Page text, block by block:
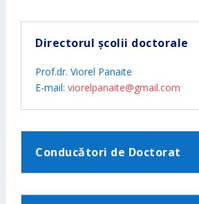
Directorul școlii doctorale
Prof.dr. Viorel Panaite
E-mail:viorelpanaite@gmail.com
Conducători de Doctorat